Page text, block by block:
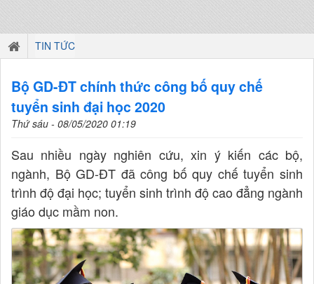
TIN TỨC
Bộ GD-ĐT chính thức công bố quy chế
tuyển sinh đại học 2020
Thứ sáu - 08/05/2020 01:19
Sau nhiều ngày nghiên cứu, xin ý kiến các bộ,
ngành, Bộ GD-ĐT đã công bố quy chế tuyển sinh
trình độ đại học; tuyển sinh trình độ cao đẳng ngành
giáo dục mầm non.